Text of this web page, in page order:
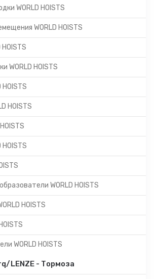
WORLD HOISTS
WORLD HOISTS
WORLD HOISTS
HOISTS
WORLD HOISTS
HOISTS
WORLD HOISTS
LENZE - Тормоза